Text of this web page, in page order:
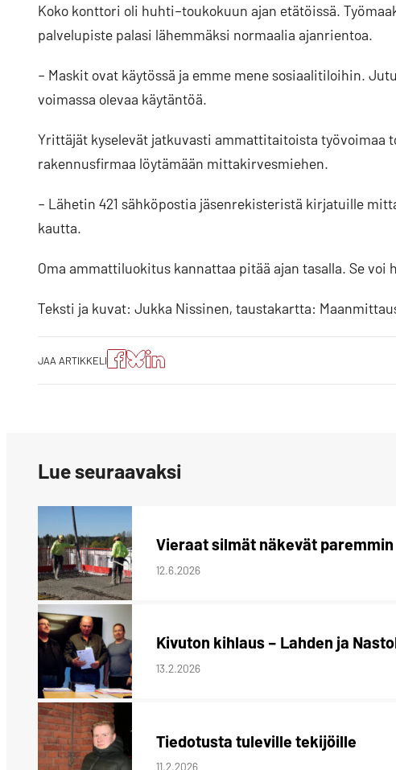
Koko konttori oli huhti–toukokuun ajan etätöissä.
palvelupiste palasi lähemmäksi normaalia ajanrientoa.
– Maskit ovat käytössä ja emme mene sosiaalitiloihin.
voimassa olevaa käytäntöä.
Yrittäjät kyselevät jatkuvasti ammattitaitoista työvoimaa
rakennusfirmaa löytämään mittakirvesmiehen.
– Lähetin 421 sähköpostia jäsenrekisteristä kirjatuille
kautta.
Oma ammattiluokitus kannattaa pitää ajan tasalla. Se voi
Teksti ja kuvat: Jukka Nissinen, taustakartta:
JAA ARTIKKELI
JaaJaaJako:
Lue seuraavaksi
Vieraat silmät näkevät paremmin
12.6.2026
Kivuton kihlaus – Lahden ja
13.2.2026
Tiedotusta tuleville tekijöille
11.2.2026